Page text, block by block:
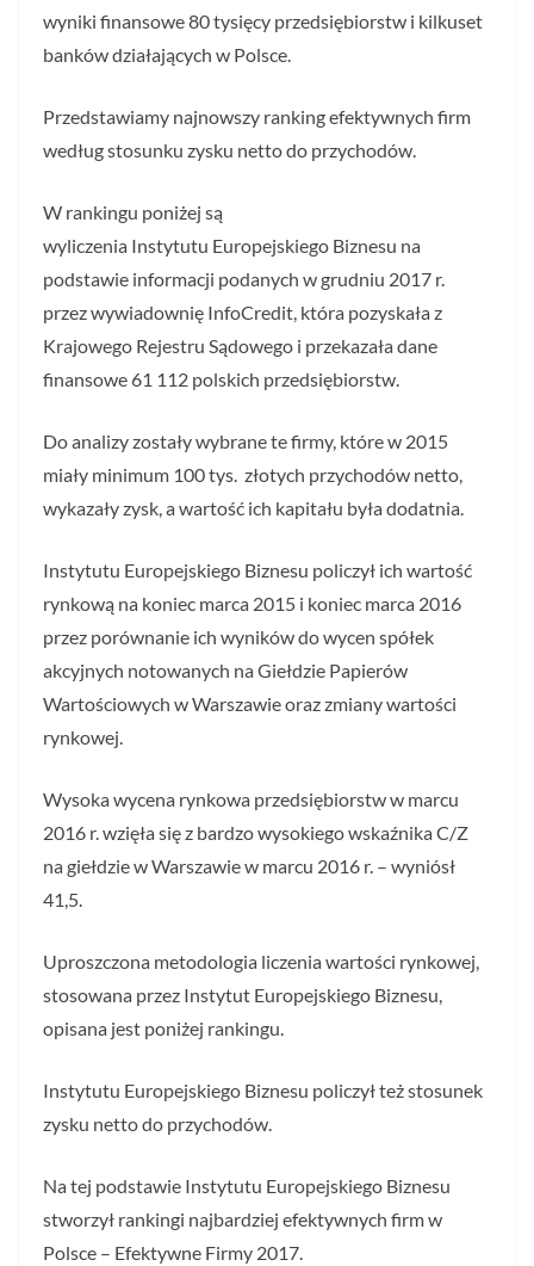
wyniki finansowe 80 tysięcy przedsiębiorstw i kilkuset
banków działających w Polsce.
Przedstawiamy najnowszy ranking efektywnych firm
według stosunku zysku netto do przychodów.
W rankingu poniżej są
wyliczenia Instytutu Europejskiego Biznesu na
podstawie informacji podanych w grudniu 2017 r.
przez wywiadownię InfoCredit, która pozyskała z
Krajowego Rejestru Sądowego i przekazała dane
finansowe 61 112 polskich przedsiębiorstw.
Do analizy zostały wybrane te firmy, które w 2015
miały minimum 100 tys. złotych przychodów netto,
wykazały zysk, a wartość ich kapitału była dodatnia.
Instytutu Europejskiego Biznesu policzył ich wartość
rynkową na koniec marca 2015 i koniec marca 2016
przez porównanie ich wyników do wycen spółek
akcyjnych notowanych na Giełdzie Papierów
Wartościowych w Warszawie oraz zmiany wartości
rynkowej.
Wysoka wycena rynkowa przedsiębiorstw w marcu
2016 r. wzięła się z bardzo wysokiego wskaźnika C/Z
na giełdzie w Warszawie w marcu 2016 r. – wyniósł
41,5.
Uproszczona metodologia liczenia wartości rynkowej,
stosowana przez Instytut Europejskiego Biznesu,
opisana jest poniżej rankingu.
Instytutu Europejskiego Biznesu policzył też stosunek
zysku netto do przychodów.
Na tej podstawie Instytutu Europejskiego Biznesu
stworzył rankingi najbardziej efektywnych firm w
Polsce – Efektywne Firmy 2017.